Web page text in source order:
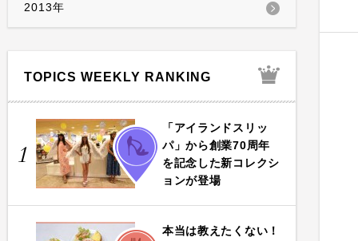
2013年
TOPICS WEEKLY RANKING
1
FASHION
「アイランドスリッ
パ」から創業70周年
を記念した新コレクシ
ョンが登場
FOOD
本当は教えたくない！